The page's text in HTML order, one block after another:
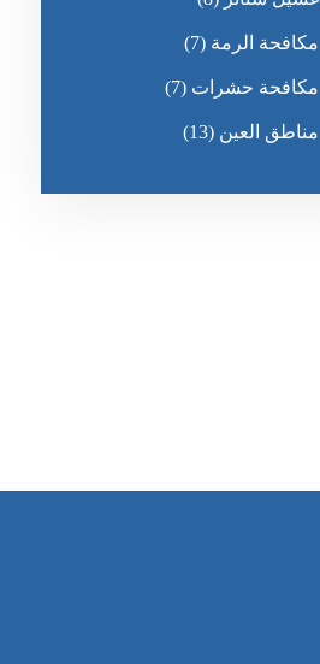
مكافحة الرمة (7)
مكافحة حشرات (7)
مناطق العين (13)